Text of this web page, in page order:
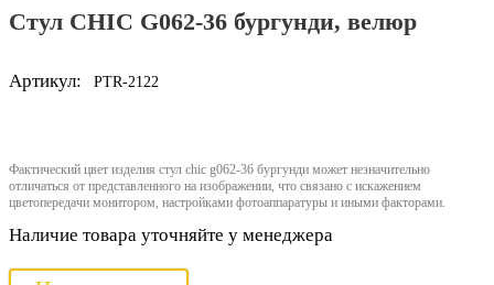
Стул CHIC G062-36 бургунди, велюр
Артикул: PTR-2122
Фактический цвет изделия стул chic g062-36 бургунди может незначительно
отличаться от представленного на изображении, что связано с искажением
цветопередачи монитором, настройками фотоаппаратуры и иными факторами.
Наличие товара уточняйте у менеджера